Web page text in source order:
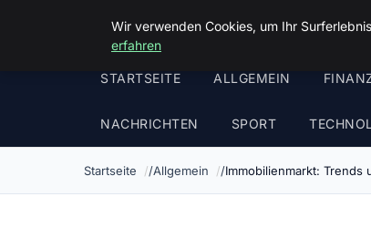
Malzminden
STARTSEITE ALLGEMEIN
NACHRICHTEN SPORT
Startseite Allgemein Immobilienmarkt: Trends
Wir verwenden Cookies, um Ihr
erfahren